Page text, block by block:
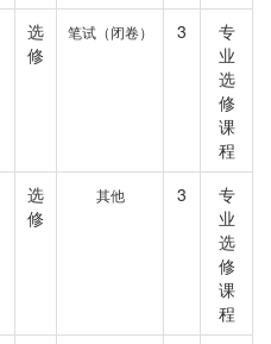
选
修
笔试（闭卷） 3
专
业
选
修
课
程
选
修
其他 3
专
业
选
修
课
程